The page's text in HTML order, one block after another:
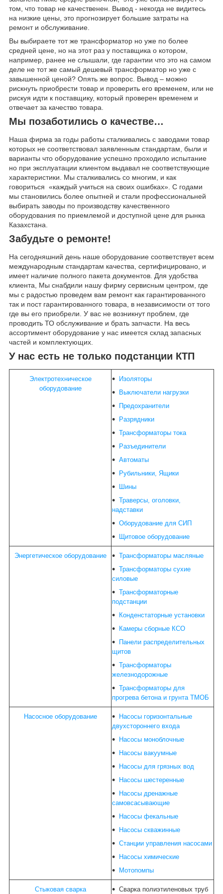
том, что товар не качественен. Вывод - некогда не видитесь
на низкие цены, это прогнозирует большие затраты на
ремонт и обслуживание.
Вы выбираете тот же трансформатор но уже по более
средней цене, но на этот раз у поставщика о котором,
например, ранее не слышали, где гарантии что это на самом
деле не тот же самый дешевый трансформатор но уже с
завышенной ценой? Опять же вопрос. Вывод – можно
рискнуть приобрести товар и проверить его временем, или не
рискуя идти к поставщику, который проверен временем и
отвечает за качество товара.
Мы позаботились о качестве…
Наша фирма за годы работы сталкивались с заводами товар
которых не соответствовал заявленным стандартам, были и
варианты что оборудование успешно проходило испытание
но при эксплуатации клиентом выдавал не соответствующие
характеристики. Мы сталкивались со многим, и как
говориться «каждый учиться на своих ошибках». С годами
мы становились более опытней и стали профессиональней
выбирать заводы по производству качественного
оборудования по приемлемой и доступной цене для рынка
Казахстана.
Забудьте о ремонте!
На сегодняшний день наше оборудование соответствует всем
международным стандартам качества, сертифицировано, и
имеет наличие полного пакета документов. Для удобства
клиента, Мы снабдили нашу фирму сервисным центром, где
мы с радостью проведем вам ремонт как гарантированного
так и пост гарантированного товара, в независимости от того
где вы его приобрели. У вас не возникнут проблем, где
проводить ТО обслуживание и брать запчасти. На весь
ассортимент оборудование у нас имеется склад запасных
частей и комплектующих.
У нас есть не только подстанции КТП
Электротехническое
оборудование
Изоляторы
Выключатели нагрузки
Предохранители
Разрядники
Трансформаторы тока
Разъединители
Автоматы
Рубильники, Ящики
Шины
Траверсы, оголовки,
надставки
Оборудование для СИП
Щитовое оборудование
Энергетическое оборудование
Трансформаторы масляные
Трансформаторы сухие
силовые
Трансформаторные
подстанции
Конденстаторные установки
Камеры сборные КСО
Панели распределительных
щитов
Трансформаторы
железнодорожные
Трансформаторы для
прогрева бетона и грунта ТМОБ
Насосное оборудование
Насосы горизонтальные
двухстороннего входа
Насосы моноблочные
Насосы вакуумные
Насосы для грязных вод
Насосы шестеренные
Насосы дренажные
самовсасывающие
Насосы фекальные
Насосы скважинные
Станции управления насосами
Насосы химические
Мотопомпы
Стыковая сварка Сварка полиэтиленовых труб